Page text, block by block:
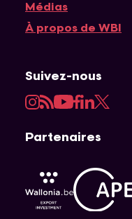
Médias
À propos de WBI
Suivez-nous
Instagram
RSSYouTube
Facebook
LinkedIn
Twitter
Partenaires
AWEX